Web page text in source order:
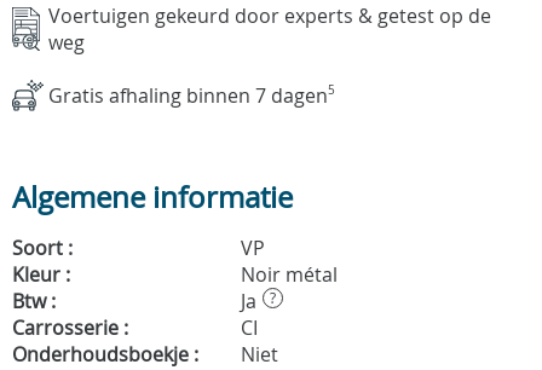
Voertuigen gekeurd door experts & getest op de
weg
Gratis afhaling binnen 7 dagen5
Algemene informatie
Soort :
VP
Kleur :
Noir métal
Btw :
Ja ?
Carrosserie :
CI
Onderhoudsboekje :
Niet